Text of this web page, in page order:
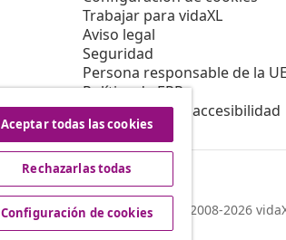
Trabajar para vidaXL
Aviso legal
Seguridad
Persona responsable de la UE
Política de EPR
Información de accesibilidad
© 2008-2026
Aceptar todas las cookies
Rechazarlas todas
Configuración de cookies